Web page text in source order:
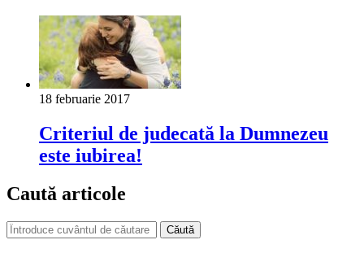
18 februarie 2017
Criteriul de judecată la Dumnezeu
este iubirea!
Caută articole
Căută